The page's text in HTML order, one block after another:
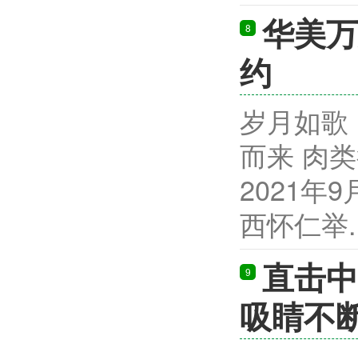
8
华美
约
岁月如
而来 肉
2021年9
西怀仁
9
直击
吸睛不